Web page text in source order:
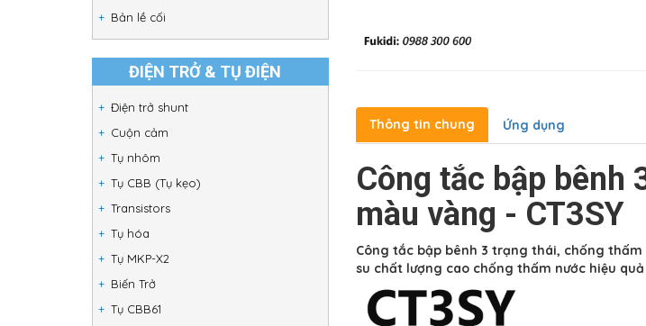
Bản lề cối
ĐIỆN TRỞ & TỤ ĐIỆN
Điện trở shunt
Cuộn cảm
Tụ nhôm
Tụ CBB (Tụ kẹo)
Transistors
Tụ hóa
Tụ MKP-X2
Biến Trở
Tụ CBB61
Thông tin chung Ứng dụng
Công tắc bập bênh
màu vàng - CT3SY
Công tắc bập bênh 3 trạng thái, chống thấm
su chất lượng cao chống thấm nước hiệu